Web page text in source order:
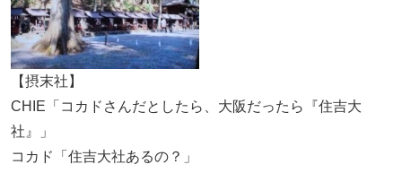
【摂末社】
CHIE「コカドさんだとしたら、大阪だったら『住吉大
社』」
コカド「住吉大社あるの？」